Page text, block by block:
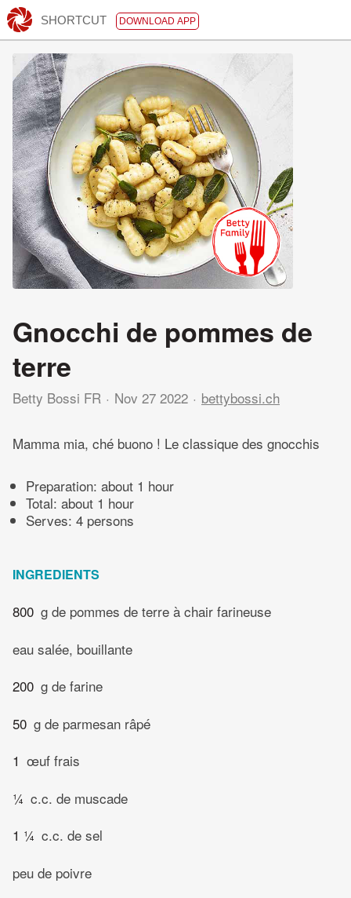
SHORTCUT DOWNLOAD APP
Gnocchi de pommes de
terre
Betty Bossi FR Nov 27 2022 bettybossi.ch
Mamma mia, ché buono ! Le classique des gnocchis
Preparation: about 1 hour
Total: about 1 hour
Serves: 4 persons
INGREDIENTS
800 g de pommes de terre à chair farineuse
eau salée, bouillante
200 g de farine
50 g de parmesan râpé
1 œuf frais
¼ c.c. de muscade
1 ¼ c.c. de sel
peu de poivre